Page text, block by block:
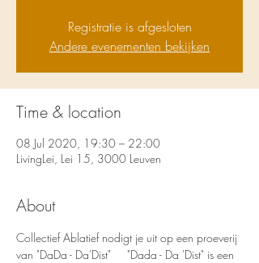
Registratie is afgesloten
Andere evenementen bekijken
Time & location
08 Jul 2020, 19:30 – 22:00
LivingLei, Lei 15, 3000 Leuven
About
Collectief Ablatief nodigt je uit op een proeverij
van "DaDa - Da'Dist"     "Dada - Da 'Dist" is een